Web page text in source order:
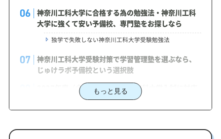
神奈川工科大学に合格する為の勉強法・神奈川工科
大学に強くて安い予備校、専門塾をお探しなら
独学で失敗しない神奈川工科大学受験勉強法
神奈川工科大学受験対策で学習管理塾を選ぶなら、
じゅけラボ予備校という選択肢
2027年度（令和9年度）神奈川工科大学入試に対応
した受験対策カリキュラム・学習計画を提供します
もっと見る